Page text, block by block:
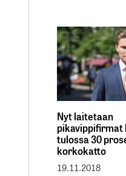
Nyt laitetaan
pikavippifirmat
tulossa 30
korkokatto
19.11.2018